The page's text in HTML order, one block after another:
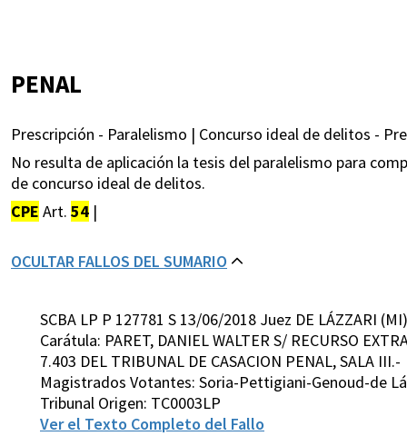
PENAL
Prescripción - Paralelismo | Concurso ideal de delitos -
No resulta de aplicación la tesis del paralelismo para
de concurso ideal de delitos.
CPE Art. 54 |
OCULTAR FALLOS DEL SUMARIO
SCBA LP P 127781 S 13/06/2018 Juez DE LÁZZARI (MI)
Carátula: PARET, DANIEL WALTER S/ RECURSO
7.403 DEL TRIBUNAL DE CASACION PENAL, SALA III.-
Magistrados Votantes: Soria-Pettigiani-Genoud-de
Tribunal Origen: TC0003LP
Ver el Texto Completo del Fallo